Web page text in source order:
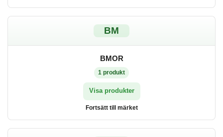
BM
BMOR
1 produkt
Visa produkter
Fortsätt till märket